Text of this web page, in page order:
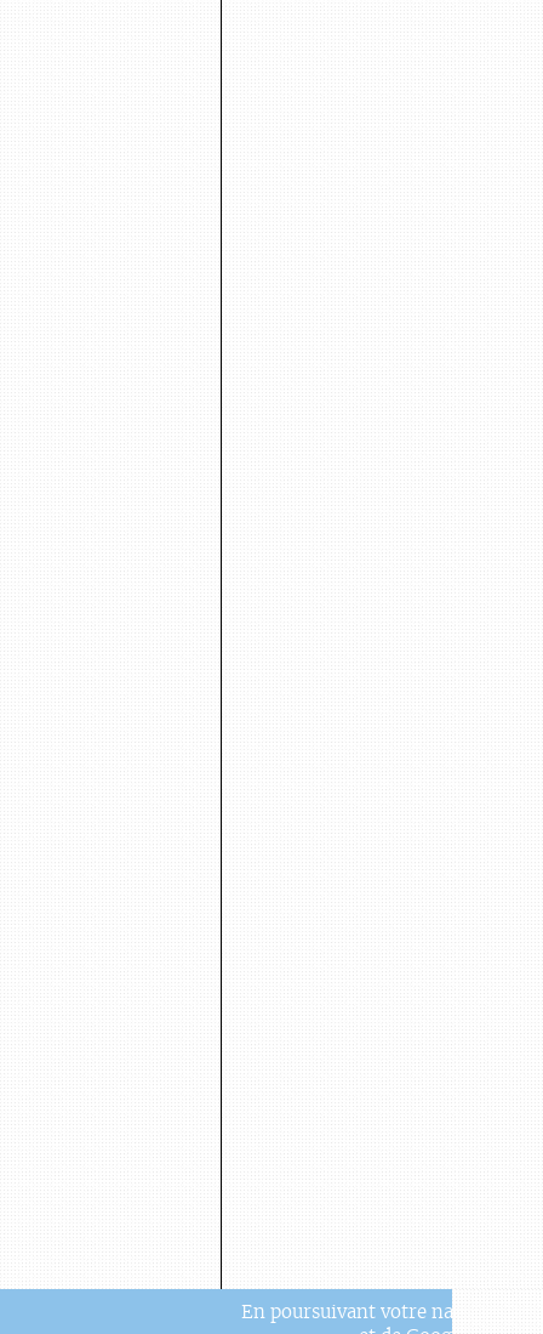
En poursuivant votre navigation,